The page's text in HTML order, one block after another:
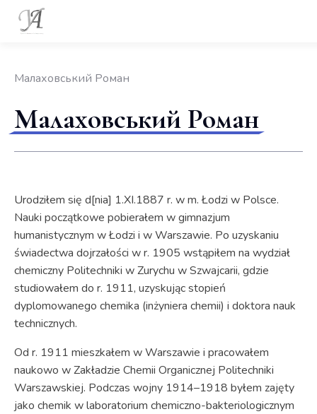
Малаховський Роман
Малаховський Роман
Urodziłem się d[nia] 1.XI.1887 r. w m. Łodzi w Polsce.
Nauki początkowe pobierałem w gimnazjum
humanistycznym w Łodzi i w Warszawie. Po uzyskaniu
świadectwa dojrzałości w r. 1905 wstąpiłem na wydział
chemiczny Politechniki w Zurychu w Szwajcarii, gdzie
studiowałem do r. 1911, uzyskując stopień
dyplomowanego chemika (inżyniera chemii) i doktora nauk
technicznych.
Od r. 1911 mieszkałem w Warszawie i pracowałem
naukowo w Zakładzie Chemii Organicznej Politechniki
Warszawskiej. Podczas wojny 1914–1918 byłem zajęty
jako chemik w laboratorium chemiczno-bakteriologicznym